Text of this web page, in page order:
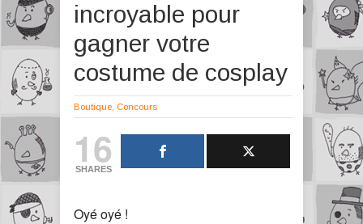
incroyable pour
gagner votre
costume de cosplay
Boutique Concours
16
SHARES
Oyé oyé !